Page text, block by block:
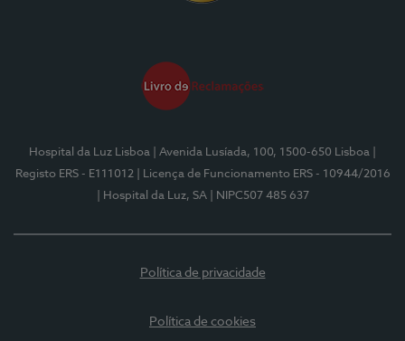
Hospital da Luz Lisboa | Avenida Lusíada, 100, 1500-650 Lisboa
Registo ERS - E111012
| Licença de Funcionamento ERS - 10944/2016
| Hospital da Luz, SA
| NIPC507 485 637
Política de privacidade
Política de cookies